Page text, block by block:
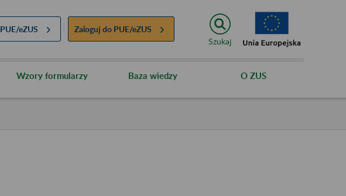
PUE/eZUS Zaloguj do PUE/eZUS
Szukaj
Wzory formularzy Baza wiedzy O ZUS